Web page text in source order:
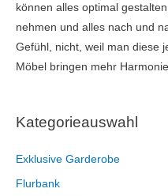
Kategorieauswahl
Exklusive Garderobe
Flurbank
können alles optimal
nehmen und alles nach und
Gefühl, nicht, weil man diese
Möbel bringen mehr